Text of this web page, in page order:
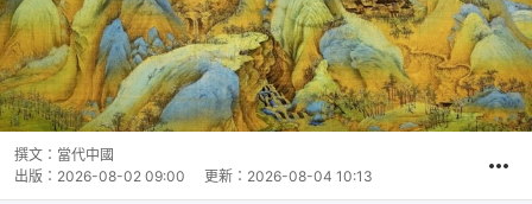
撰文： 當代中國
出版： 2026-08-02 09:00 更新： 2026-08-04 10:13